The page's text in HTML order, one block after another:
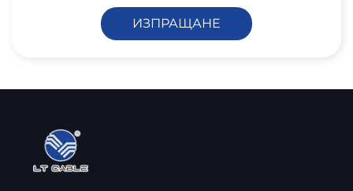
ИЗПРАЩАНЕ